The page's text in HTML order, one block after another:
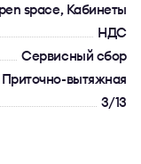
space, Кабинеты
НДС
Сервисный сбор
Приточно-вытяжная
3/13